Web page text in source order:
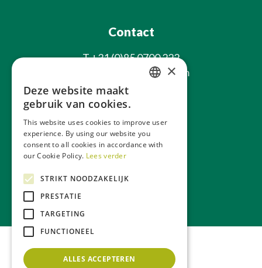
Contact
T+31 (0)85 0700 222
info@laxsjonplants.com
Blijf op de hoogte
Over ons
×
Deze website maakt
gebruik van cookies.
This website uses cookies to improve user
experience. By using our website you
consent to all cookies in accordance with
our Cookie Policy. Lees verder
STRIKT NOODZAKELIJK
PRESTATIE
TARGETING
FUNCTIONEEL
ALLES ACCEPTEREN